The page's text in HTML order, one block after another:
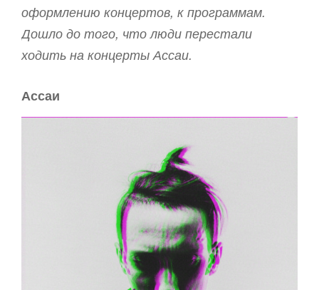
оформлению концертов, к программам.
Дошло до того, что люди перестали
ходить на концерты Ассаи.
Ассаи